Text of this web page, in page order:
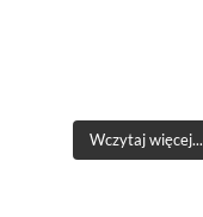
Wczytaj więcej...